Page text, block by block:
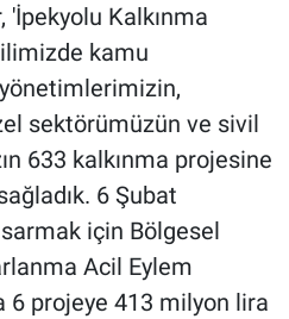
'İpekyolu Kalkınma
ilimizde kamu
yönetimlerimizin,
sektörümüzün ve sivil
633 kalkınma projesine
6 Şubat
için Bölgesel
Acil Eylem
6 projeye 413 milyon lira